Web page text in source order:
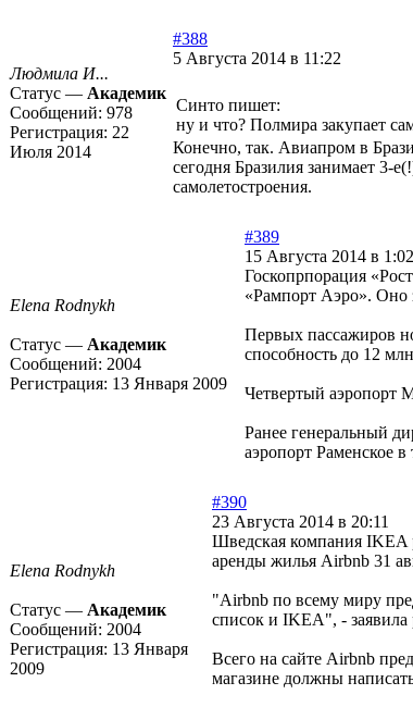
Людмила И...
Статус — Академик
Сообщений: 978
Регистрация: 22
Июля 2014
#388
5 Августа 2014 в 11:22
Синто пишет:
ну и что? Полмира закупает
Конечно, так. Авиапром в
сегодня Бразилия занимает 3-
самолетостроения.
Elena Rodnykh
Статус — Академик
Сообщений: 2004
Регистрация: 13 Января 2009
#389
15 Августа 2014 в 1:02
Госкопрпорация
«Рампорт Аэро». Оно
Первых пассажиров
способность до 12
Четвертый аэропорт
Ранее генеральный
аэропорт Раменское в
Elena Rodnykh
Статус — Академик
Сообщений: 2004
Регистрация: 13 Января
2009
#390
23 Августа 2014 в 20:11
Шведская компания IKEA
аренды жилья Airbnb 31
"Airbnb по всему миру
список и IKEA", - заявила
Всего на сайте Airbnb
магазине должны